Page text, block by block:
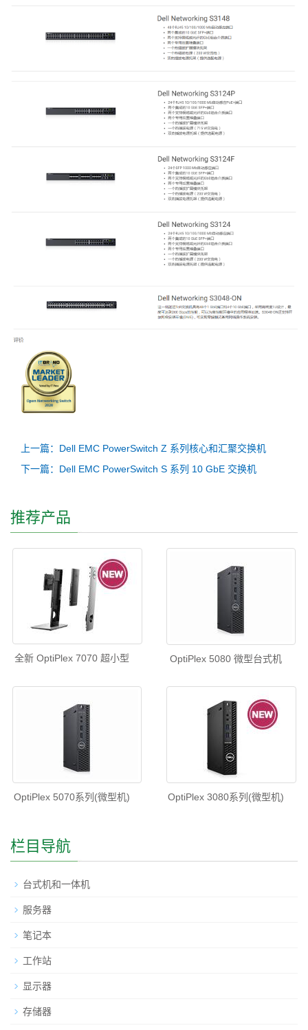
上一篇：Dell EMC PowerSwitch Z 系列核心和汇聚交换机
下一篇：Dell EMC PowerSwitch S 系列 10 GbE 交换机
推荐产品
全新 OptiPlex 7070 超小型 OptiPlex 5080 微型台式机
OptiPlex 5070系列(微型机) OptiPlex 3080系列(微型机)
栏目导航
台式机和一体机
服务器
笔记本
工作站
显示器
存储器